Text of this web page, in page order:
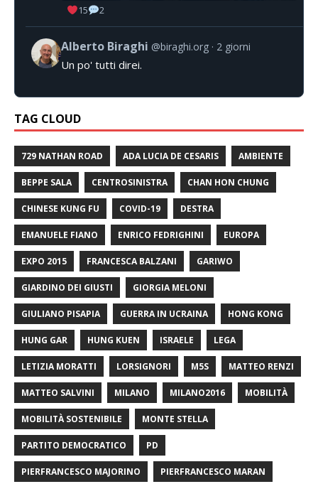
15 2
Alberto Biraghi @biraghi.org 2 giorni
Un po' tutti direi.
TAG CLOUD
729 NATHAN ROAD ADA LUCIA DE CESARIS AMBIENTE
BEPPE SALA CENTROSINISTRA CHAN HON CHUNG
CHINESE KUNG FU COVID-19 DESTRA
EMANUELE FIANO ENRICO FEDRIGHINI EUROPA
EXPO 2015 FRANCESCA BALZANI GARIWO
GIARDINO DEI GIUSTI GIORGIA MELONI
GIULIANO PISAPIA GUERRA IN UCRAINA HONG KONG
HUNG GAR HUNG KUEN ISRAELE LEGA
LETIZIA MORATTI LORSIGNORI M5S MATTEO RENZI
MATTEO SALVINI MILANO MILANO2016 MOBILITÀ
MOBILITÀ SOSTENIBILE MONTE STELLA
PARTITO DEMOCRATICO PD
PIERFRANCESCO MAJORINO PIERFRANCESCO MARAN